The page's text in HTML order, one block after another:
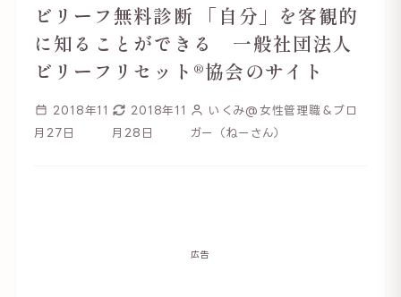
ビリーフ無料診断 「自分」を客観的
に知ることができる 一般社団法人
ビリーフリセット®︎協会のサイト
2018年11
月27日
2018年11
月28日
いくみ@女性管理職＆ブロ
ガー（ねーさん）
広告